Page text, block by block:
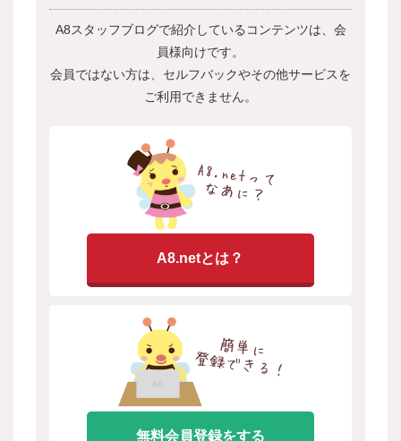
A8スタッフブログで紹介しているコンテンツは、会
員様向けです。
会員ではない方は、セルフバックやその他サービスを
ご利用できません。
A8.netとは？
無料会員登録をする